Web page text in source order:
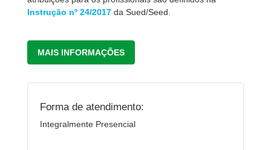
Instrução nº 24/2017 da Sued/Seed.
MAIS INFORMAÇÕES
Forma de atendimento:
Integralmente Presencial